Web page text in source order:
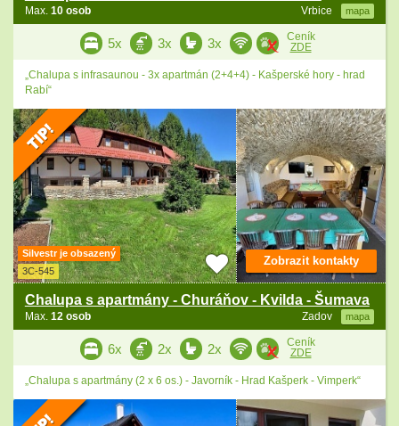
Vrbice mapa
Max. 10 osob
5x 3x 3x
Ceník
ZDE
„Chalupa s infrasaunou - 3x apartmán (2+4+4) - Kašperské hory - hrad
Rabí“
Silvestr je obsazený
3C-545
Chalupa s apartmány - Churáňov - Kvilda - Šumava
Zadov mapa
Max. 12 osob
Zobrazit kontakty
6x 2x 2x
Ceník
ZDE
„Chalupa s apartmány (2 x 6 os.) - Javorník - Hrad Kašperk - Vimperk“